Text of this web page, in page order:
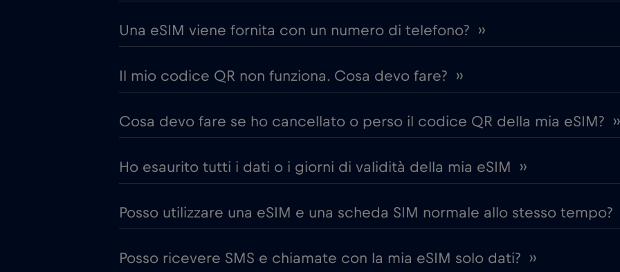
Una eSIM viene fornita con un numero di telefono? ››
Il mio codice QR non funziona. Cosa devo fare? ››
Cosa devo fare se ho cancellato o perso il codice QR della mia eSIM? ››
Ho esaurito tutti i dati o i giorni di validità della mia eSIM ››
Posso utilizzare una eSIM e una scheda SIM normale allo stesso tempo?
Posso ricevere SMS e chiamate con la mia eSIM solo dati? ››